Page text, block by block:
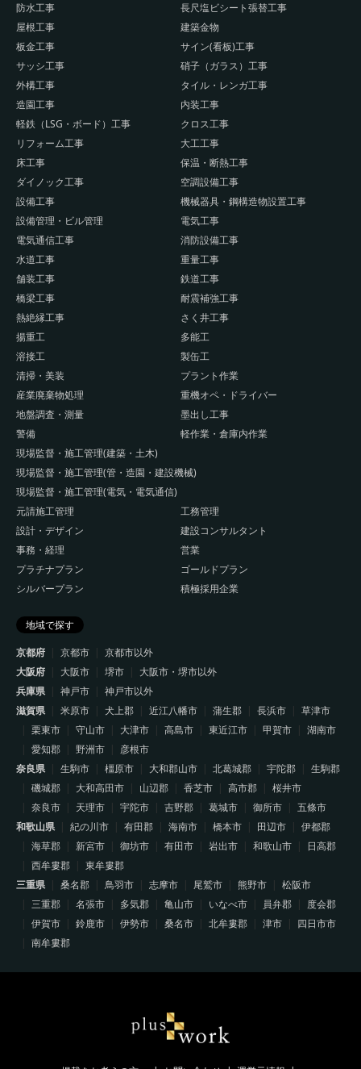
防水工事
長尺塩ビシート張替工事
屋根工事
建築金物
板金工事
サイン(看板)工事
サッシ工事
硝子（ガラス）工事
外構工事
タイル・レンガ工事
造園工事
内装工事
軽鉄（LSG・ボード）工事
クロス工事
リフォーム工事
大工工事
床工事
保温・断熱工事
ダイノック工事
空調設備工事
設備工事
機械器具・鋼構造物設置工事
設備管理・ビル管理
電気工事
電気通信工事
消防設備工事
水道工事
重量工事
舗装工事
鉄道工事
橋梁工事
耐震補強工事
熱絶縁工事
さく井工事
揚重工
多能工
溶接工
製缶工
清掃・美装
プラント作業
産業廃棄物処理
重機オペ・ドライバー
地盤調査・測量
墨出し工事
警備
軽作業・倉庫内作業
現場監督・施工管理(建築・土木)
現場監督・施工管理(管・造園・建設機械)
現場監督・施工管理(電気・電気通信)
元請施工管理
工務管理
設計・デザイン
建設コンサルタント
事務・経理
営業
プラチナプラン
ゴールドプラン
シルバープラン
積極採用企業
地域で探す
京都府
京都市
京都市以外
大阪府
大阪市 堺市
大阪市・堺市以外
兵庫県
神戸市
神戸市以外
滋賀県
米原市 犬上郡 近江八幡市 蒲生郡 長浜市
草津市
栗東市
守山市 大津市 高島市 東近江市 甲賀市
湖南市
愛知郡
野洲市
彦根市
奈良県
生駒市 橿原市 大和郡山市 北葛城郡 宇陀郡
生駒郡
磯城郡
大和高田市 山辺郡 香芝市 高市郡
桜井市
奈良市
天理市 宇陀市 吉野郡 葛城市 御所市
五條市
和歌山県
紀の川市 有田郡 海南市 橋本市 田辺市
伊都郡
海草郡
新宮市 御坊市 有田市 岩出市 和歌山市
日高郡
西牟婁郡
東牟婁郡
三重県
桑名郡 鳥羽市 志摩市 尾鷲市 熊野市
松阪市
三重郡
名張市 多気郡 亀山市 いなべ市 員弁郡
度会郡
伊賀市
鈴鹿市 伊勢市 桑名市 北牟婁郡 津市
四日市市
南牟婁郡